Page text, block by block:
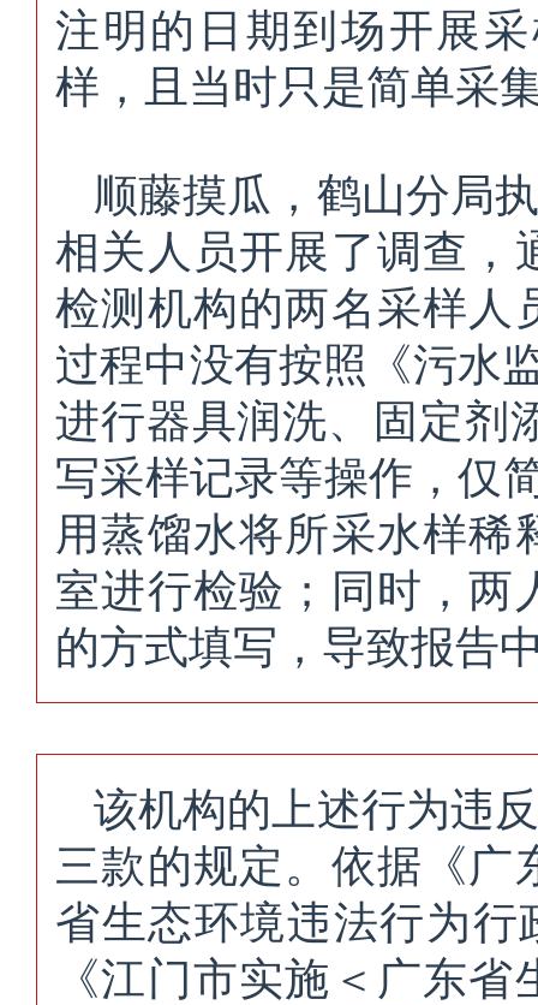
注明的日期到场开展
样，且当时只是简单采
顺藤摸瓜，鹤山分局
相关人员开展了调查，
检测机构的两名采样人
过程中没有按照《污水
进行器具润洗、固定剂
写采样记录等操作，仅
用蒸馏水将所采水样稀
室进行检验；同时，两
的方式填写，导致报告
该机构的上述行为违
三款的规定。依据《广
省生态环境违法行为
《江门市实施＜广东